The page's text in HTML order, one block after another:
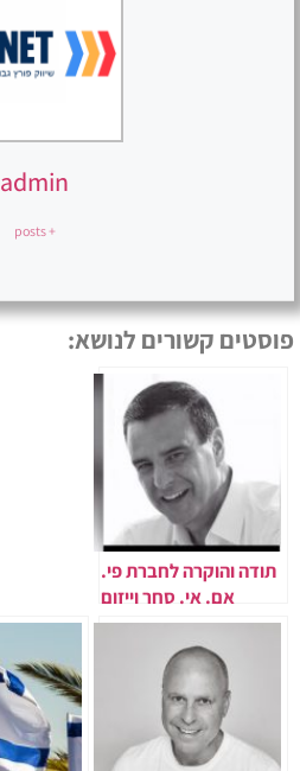
admin
+ posts
פוסטים קשורים לנושא:
תודה והוקרה לחברת פי.
אם. אי. סחר וייזום
בניהולו של בועז דקל